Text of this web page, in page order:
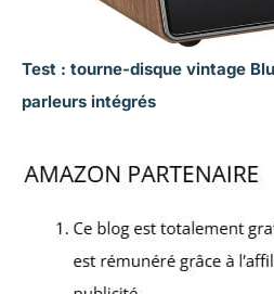
Test : tourne-disque vintage
parleurs intégrés